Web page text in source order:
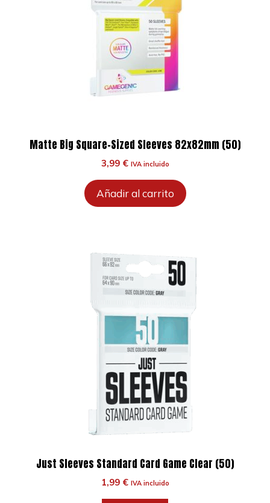
Matte Big Square-Sized Sleeves 82x82mm (50)
3,99 € IVA incluido
Añadir al carrito
Just Sleeves Standard Card Game Clear (50)
1,99 € IVA incluido